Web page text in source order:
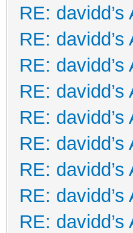
RE: davidd’s
RE: davidd’s
RE: davidd’s
RE: davidd’s
RE: davidd’s
RE: davidd’s
RE: davidd’s
RE: davidd’s
RE: davidd’s